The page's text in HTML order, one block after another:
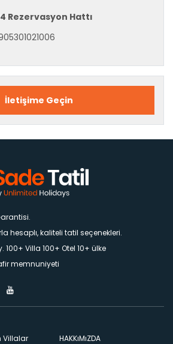
Rezervasyon Hattı
İletişime Geçin
hesaplı, kaliteli tatil seçenekleri.
100+ Villa 100+ Otel 10+ ülke
memnuniyeti
Villalar
HAKKıMıZDA